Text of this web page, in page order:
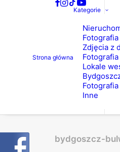
Strona główna
Kategorie
Zdjęcia z
Lokale
Inne
bydgoszcz-